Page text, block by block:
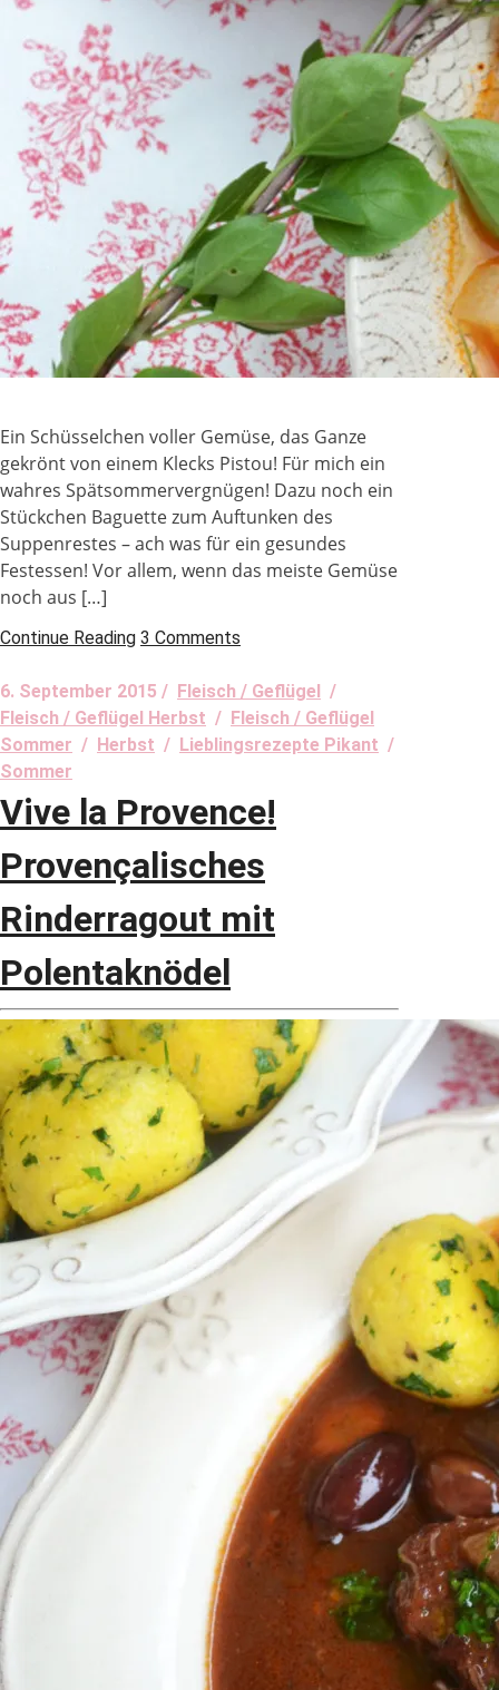
Ein Schüsselchen voller Gemüse, das Ganze
gekrönt von einem Klecks Pistou! Für mich ein
wahres Spätsommervergnügen! Dazu noch ein
Stückchen Baguette zum Auftunken des
Suppenrestes – ach was für ein gesundes
Festessen! Vor allem, wenn das meiste Gemüse
noch aus […]
Continue Reading 3 Comments
6. September 2015 / Fleisch / Geflügel /
Fleisch / Geflügel Herbst / Fleisch / Geflügel
Sommer / Herbst / Lieblingsrezepte Pikant /
Sommer
Vive la Provence!
Provençalisches
Rinderragout mit
Polentaknödel